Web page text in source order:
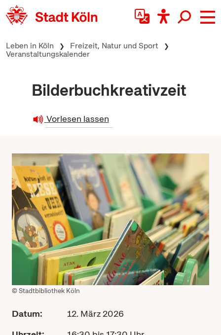
zum Inhalt springen
Leben in Köln
Freizeit, Natur und Sport
Veranstaltungskalender
Bilderbuchkreativzeit
Vorlesen lassen
© Stadtbibliothek Köln
Datum:
12. März 2026